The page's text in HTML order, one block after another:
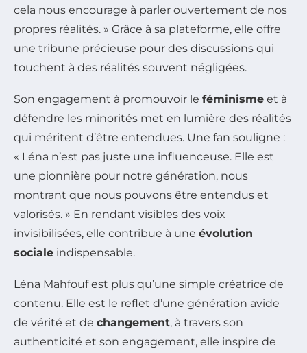
cela nous encourage à parler ouvertement de nos
propres réalités. » Grâce à sa plateforme, elle offre
une tribune précieuse pour des discussions qui
touchent à des réalités souvent négligées.
Son engagement à promouvoir le féminisme et à
défendre les minorités met en lumière des réalités
qui méritent d’être entendues. Une fan souligne :
« Léna n’est pas juste une influenceuse. Elle est
une pionnière pour notre génération, nous
montrant que nous pouvons être entendus et
valorisés. » En rendant visibles des voix
invisibilisées, elle contribue à une évolution
sociale indispensable.
Léna Mahfouf est plus qu’une simple créatrice de
contenu. Elle est le reflet d’une génération avide
de vérité et de changement, à travers son
authenticité et son engagement, elle inspire de